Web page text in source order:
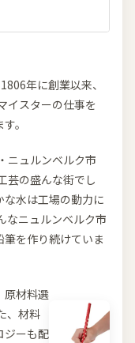
年に創業以来、
イスターの仕事を
。
ニュルンベルク市
芸の盛んな街でし
水は工場の動力に
なニュルンベルク市
を作り続けていま
原材料選
、材料
ジーも配